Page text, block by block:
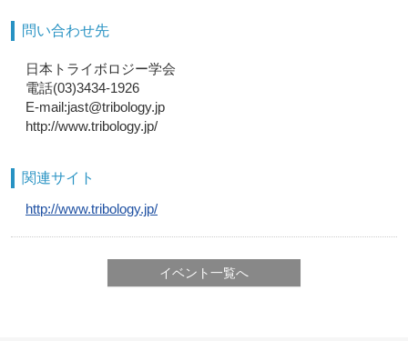
問い合わせ先
日本トライボロジー学会
電話(03)3434-1926
E-mail:jast@tribology.jp
http://www.tribology.jp/
関連サイト
http://www.tribology.jp/
イベント一覧へ